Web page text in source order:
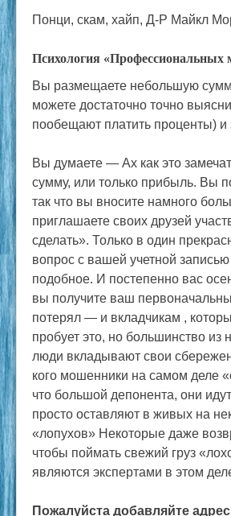
Понци, скам, хайп, Д-Р Майкл
Психология «Профессиональных
Вы размещаете небольшую
можете достаточно точно
пообещают платить проценты) и
Вы думаете — Ах как это
сумму, или только прибыль. Вы
так что вы вносите намного
приглашаете своих друзей
сделать». Только в один
вопрос с вашей учетной
подобное. И постепенно вас
вы получите ваш
потерял — и вкладчикам ,
пробует это, но большинство из
люди вкладывают свои
кого мошенники на самом деле
что большой депонента, они
просто оставляют в живых на
«лопухов» Некоторые даже
чтобы поймать свежий груз
являются экспертами в этом
Пожалуйста добавляйте